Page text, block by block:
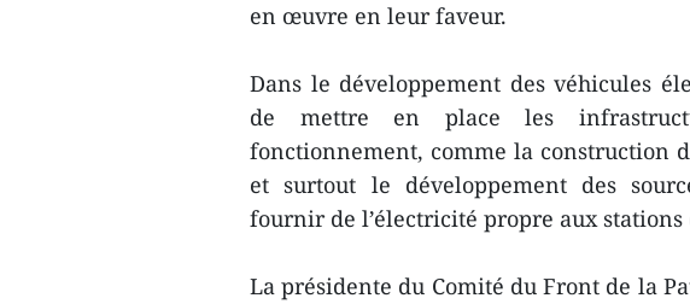
en œuvre en leur faveur.
Dans le développement des véhicules
de mettre en place les
fonctionnement, comme la construction
et surtout le développement des
fournir de l’électricité propre aux stations
La présidente du Comité du Front de la